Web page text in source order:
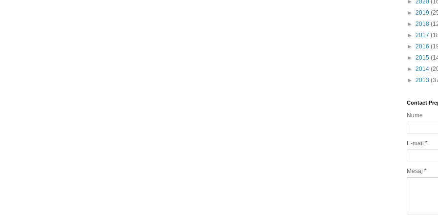
► 2020
► 2019
► 2018
► 2017
► 2016
► 2015
► 2014
► 2013
Contact
Nume
E-mail *
Mesaj *